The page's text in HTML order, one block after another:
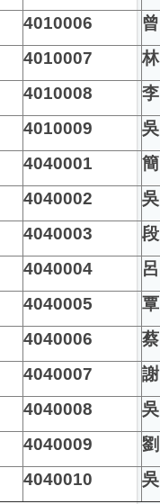
4010006
4010007
4010008
4010009
4040001
4040002
4040003
4040004
4040005
4040006
4040007
4040008
4040009
4040010